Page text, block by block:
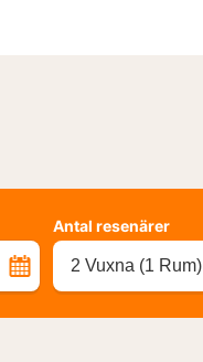
Antal resenärer
2 Vuxna (1 Rum)